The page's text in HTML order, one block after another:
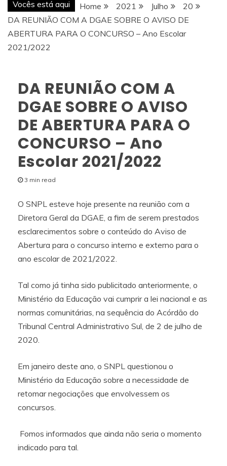
Vocês está aqui Home 2021 Julho
20
DA REUNIÃO COM A DGAE SOBRE O AVISO DE
ABERTURA PARA O CONCURSO – Ano Escolar
2021/2022
DA REUNIÃO COM A
DGAE SOBRE O AVISO
DE ABERTURA PARA O
CONCURSO – Ano
Escolar 2021/2022
3 min read
O SNPL esteve hoje presente na reunião com a
Diretora Geral da DGAE, a fim de serem prestados
esclarecimentos sobre o conteúdo do Aviso de
Abertura para o concurso interno e externo para o
ano escolar de 2021/2022.
Tal como já tinha sido publicitado anteriormente, o
Ministério da Educação vai cumprir a lei nacional e as
normas comunitárias, na sequência do Acórdão do
Tribunal Central Administrativo Sul, de 2 de julho de
2020.
Em janeiro deste ano, o SNPL questionou o
Ministério da Educação sobre a necessidade de
retomar negociações que envolvessem os
concursos.
Fomos informados que ainda não seria o momento
indicado para tal.